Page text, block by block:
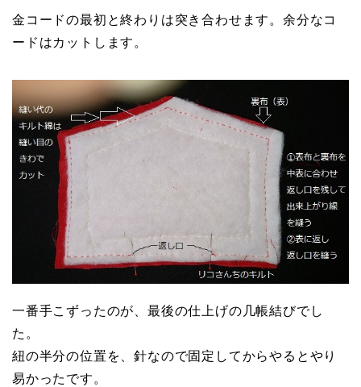
金コードの最初と終わりは突き合わせます。余分なコ
ードはカットします。
一番手こずったのが、最後の仕上げの几帳結びでし
た。
紐の半分の位置を、針なので固定してからやるとやり
易かったです。